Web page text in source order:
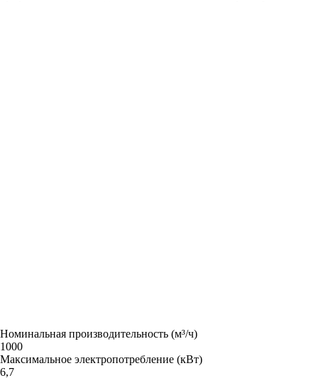
Номинальная производительность (м³/ч)
1000
Максимальное электропотребление (кВт)
6,7